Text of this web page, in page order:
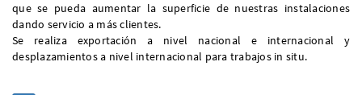
que se pueda aumentar la superficie de nuestras instalaciones
dando servicio a más clientes.
Se realiza exportación a nivel nacional e internacional y
desplazamientos a nivel internacional para trabajos in situ.